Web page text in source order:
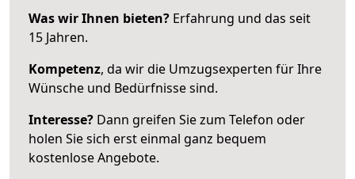
Was wir Ihnen bieten? Erfahrung und das seit
15 Jahren.
Kompetenz, da wir die Umzugsexperten für Ihre
Wünsche und Bedürfnisse sind.
Interesse? Dann greifen Sie zum Telefon oder
holen Sie sich erst einmal ganz bequem
kostenlose Angebote.